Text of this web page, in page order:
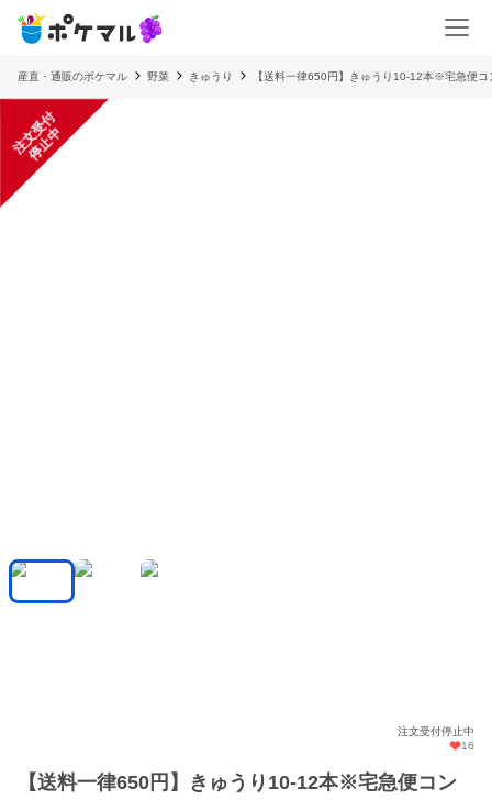
産直・通販のポケマル 野菜 きゅうり 【送料一律650円】きゅうり10-12本※宅急便コ
注
文
受
付
停
止
中
注文受付停止中
16
【送料一律650円】きゅうり10-12本※宅急便コン